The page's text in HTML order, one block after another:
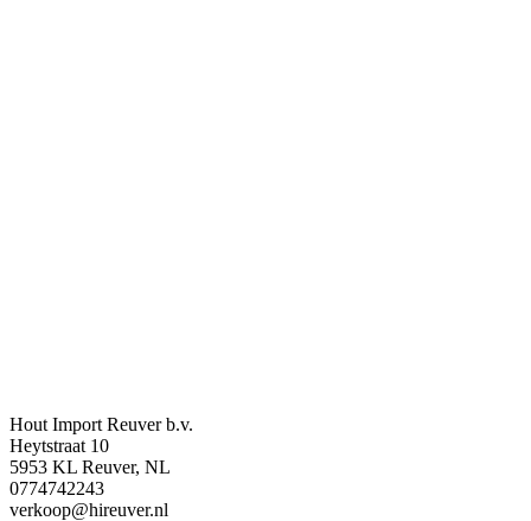
Hout Import Reuver b.v.
Heytstraat 10
5953 KL Reuver, NL
0774742243
verkoop@hireuver.nl